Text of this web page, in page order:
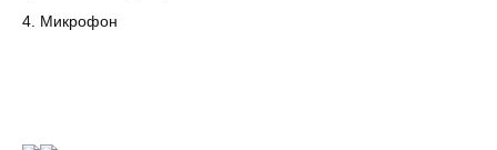
Микрофон